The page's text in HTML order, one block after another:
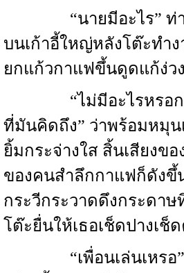
“นายมีอะไร” ท่าน
บนเก้าอี้ใหญ่หลังโต๊ะทำง
ยกแก้วกาแฟขึ้นดูดแก้ง่ว
“ไม่มีอะไรหรอกค
ที่มันคิดถึง” ว่าพร้อมหมุน
ยิ้มกระจ่างใส สิ้นเสียงขอ
ของคนสำลึกกาแฟก็ดัง
กระวีกระวาดดึงกระดา
โต๊ะยื่นให้เธอเช็ดปางเช็ด
“เพื่อนเล่นเหรอ” เ